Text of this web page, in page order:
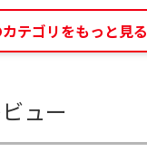
テゴリをもっと見る
ュー